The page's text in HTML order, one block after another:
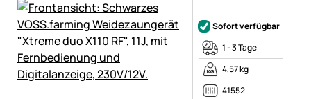
Sofort verfügbar
1 - 3 Tage
4,57 kg
41552